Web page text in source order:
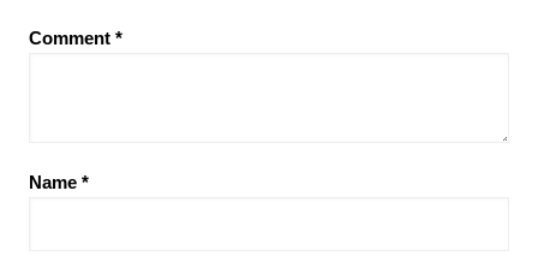
Comment *
Name *